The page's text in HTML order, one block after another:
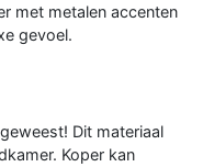
met metalen accenten
gevoel.
Dit materiaal
Koper kan